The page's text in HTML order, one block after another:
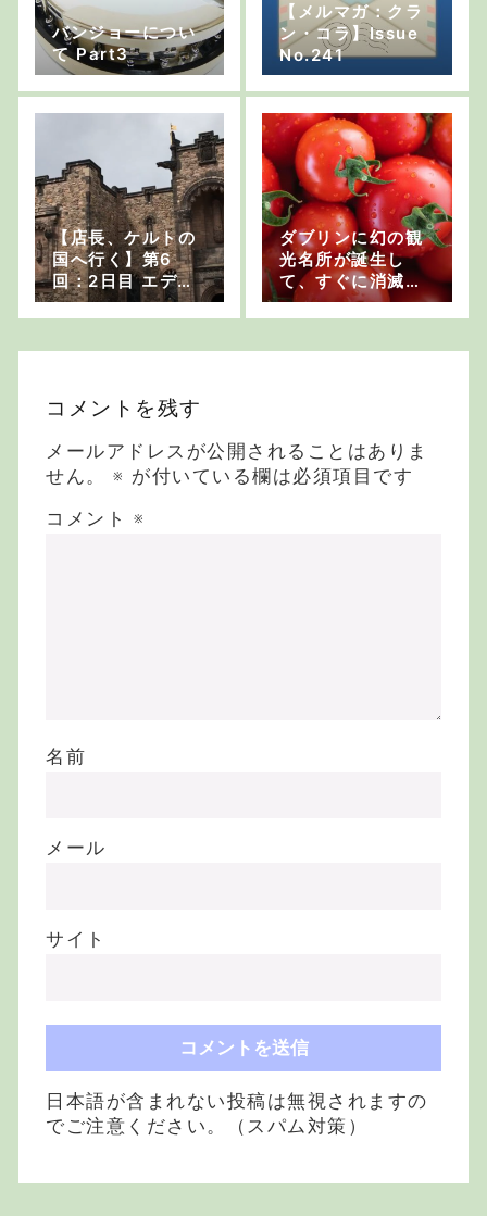
バンジョーについ
て Part3
【メルマガ：クラ
ン・コラ】Issue
No.241
【店長、ケルトの
国へ行く】第6
回：2日目 エディ
ンバラ城【一番の
観光スポット】
ダブリンに幻の観
光名所が誕生し
て、すぐに消滅し
たお話
コメントを残す
メールアドレスが公開されることはありま
せん。
※ が付いている欄は必須項目です
コメント ※
名前
メール
サイト
日本語が含まれない投稿は無視されますの
でご注意ください。（スパム対策）